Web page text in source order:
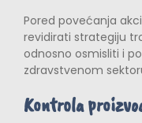
Pored povećanja
revidirati strategiju
odnosno osmisliti i
zdravstvenom
Kontrola